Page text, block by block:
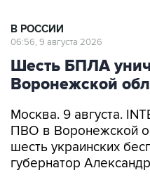
Шесть БПЛА
Воронежской
Москва. 9 августа.
шесть украинских
губернатор
"Всего минувшей